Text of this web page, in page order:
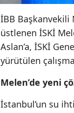
İBB Başkanvekili
üstlenen İSKİ
Aslan’a, İSKİ
yürütülen
Melen’de yeni
İstanbul’un su